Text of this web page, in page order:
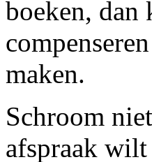
boeken, dan
maken.
Schroom
afspraak